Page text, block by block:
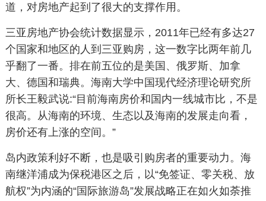
道，对房地产起到了很大的支撑作用。
三亚房地产协会统计数据显示，2011年已经有多达27
个国家和地区的人到三亚购房，这一数字比两年前几
乎翻了一番。排在前五位的是美国、俄罗斯、加拿
大、德国和瑞典。海南大学中国现代经济理论研究所
所长王毅武说:“目前海南房价和国内一线城市比，不是
很高。从海南的环境、生态以及海南的发展走向看，
房价还有上涨的空间。”
岛内政策利好不断，也是吸引购房者的重要动力。海
南继洋浦成为保税港区之后，以“免签证、零关税、放
航权”为内涵的“国际旅游岛”发展战略正在如火如荼推